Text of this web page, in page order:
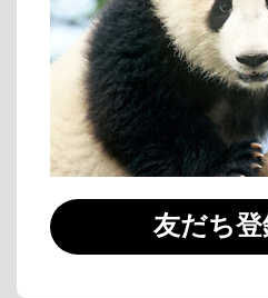
友だち登